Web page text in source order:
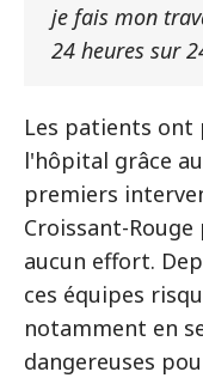
je fais mon
24 heures sur
Les patients ont
l'hôpital grâce
premiers
Croissant-
aucun effort.
ces équipes
notamment en
dangereuses